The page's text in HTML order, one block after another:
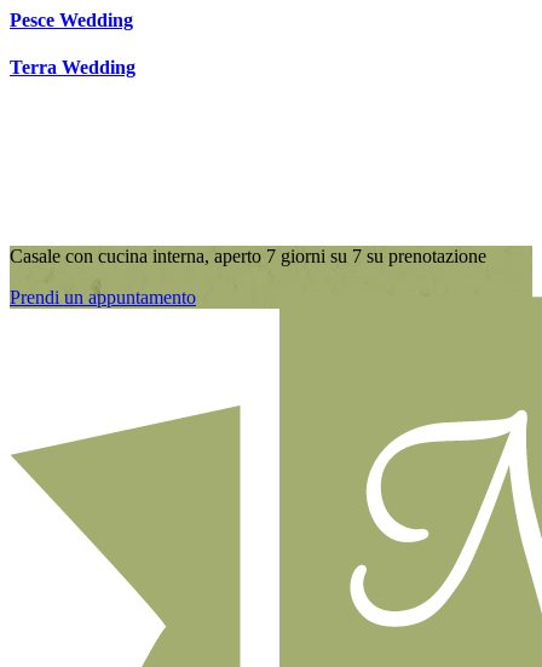
Pesce Wedding
Terra Wedding
Casale con cucina interna, aperto 7 giorni su 7 su prenotazione
Prendi un appuntamento